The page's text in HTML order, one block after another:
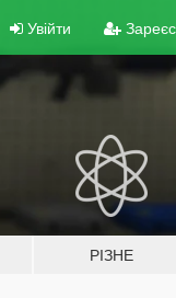
Увійти
РІЗНЕ